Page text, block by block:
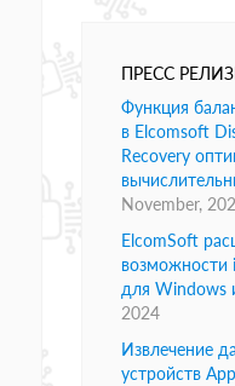
ПРЕСС
Функция
в Elcomsoft
Recovery
November,
ElcomSoft
возможности
для Windows
2024
Извлечение
устройств